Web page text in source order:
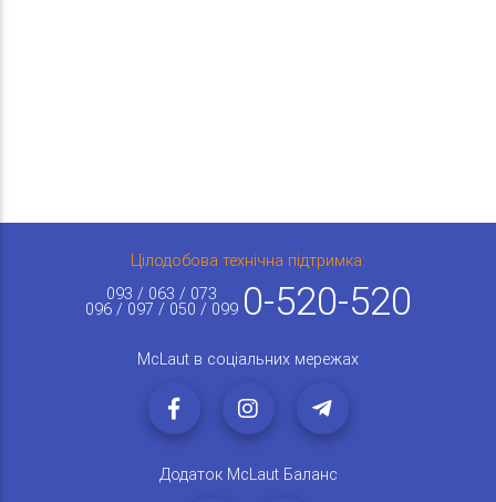
Цілодобова технічна підтримка:
093 / 063 / 073
096 / 097 / 050 / 099 0-520-520
McLaut в соціальних мережах
Додаток McLaut Баланс